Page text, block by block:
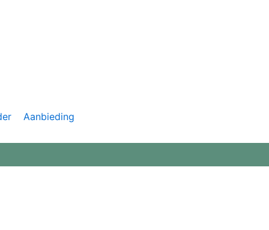
Aanbieding